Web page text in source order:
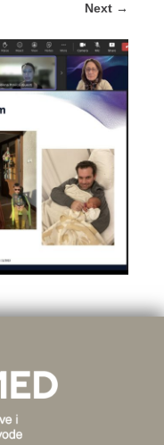
Next →